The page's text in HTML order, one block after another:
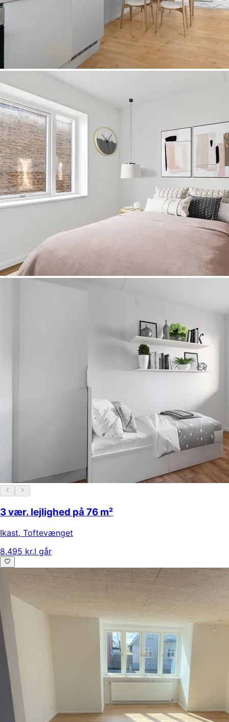
3 vær. lejlighed på 76 m²
Ikast, Toftevænget
8.495 kr.I går